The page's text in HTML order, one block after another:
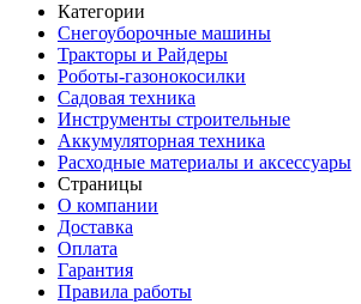
Категории
Снегоуборочные машины
Тракторы и Райдеры
Роботы-газонокосилки
Садовая техника
Инструменты строительные
Аккумуляторная техника
Расходные материалы и аксессуары
Страницы
О компании
Доставка
Оплата
Гарантия
Правила работы